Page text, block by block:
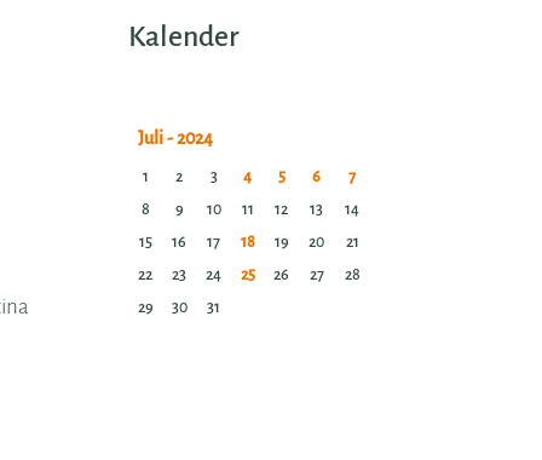
Kalender
1 2 3 4 5 6
7
8
9 10 11 12 13
14
15
16 17 18 19 20
21
22
23 24 25 26 27
28
29
30 31